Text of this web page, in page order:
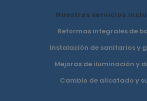
Nuestros servicios
Reformas integrales de
Instalación de sanitarios y
Mejoras de iluminación y
Cambio de alicatado y